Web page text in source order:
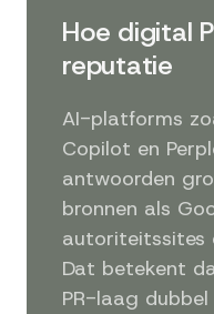
Hoe digital
reputatie
AI-platforms
Copilot en
antwoorden
bronnen als
autoriteitssites
Dat betekent
PR-laag